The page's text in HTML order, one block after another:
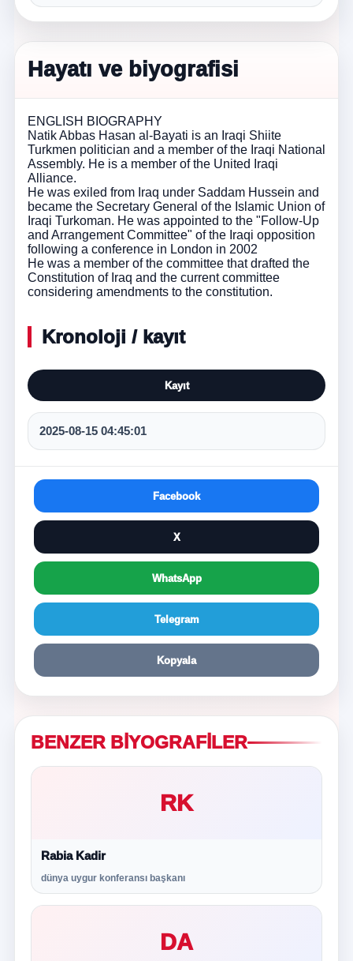
Hayatı ve biyografisi
ENGLISH BIOGRAPHY
Natik Abbas Hasan al-Bayati is an Iraqi Shiite
Turkmen politician and a member of the Iraqi National
Assembly. He is a member of the United Iraqi
Alliance.
He was exiled from Iraq under Saddam Hussein and
became the Secretary General of the Islamic Union of
Iraqi Turkoman. He was appointed to the "Follow-Up
and Arrangement Committee" of the Iraqi opposition
following a conference in London in 2002
He was a member of the committee that drafted the
Constitution of Iraq and the current committee
considering amendments to the constitution.
Kronoloji / kayıt
Kayıt
2025-08-15 04:45:01
Facebook
X
WhatsApp
Telegram
Kopyala
BENZER BIYOGRAFILER
RK
Rabia Kadir
dünya uygur konferansı başkanı
DA